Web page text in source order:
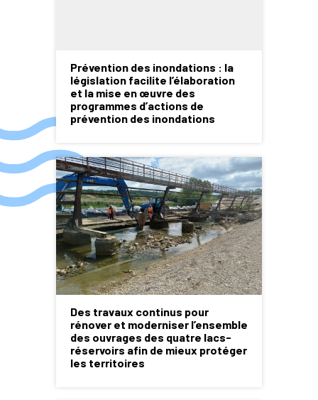
Prévention des inondations : la
législation facilite l’élaboration
et la mise en œuvre des
programmes d’actions de
prévention des inondations
Des travaux continus pour
rénover et moderniser l’ensemble
des ouvrages des quatre lacs-
réservoirs afin de mieux protéger
les territoires